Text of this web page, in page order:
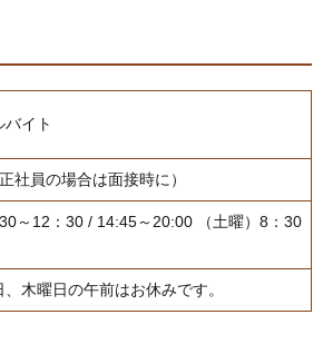
イト
社員の場合は面接時に）
30～12：30 / 14:45～20:00 （土曜）8：30
木曜日の午前はお休みです。